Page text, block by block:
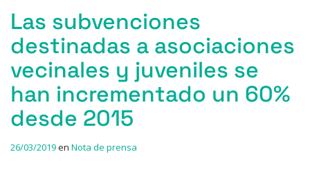
Las subvenciones
destinadas a asociaciones
vecinales y juveniles se
han incrementado un 60%
desde 2015
26/03/2019en Nota de prensa